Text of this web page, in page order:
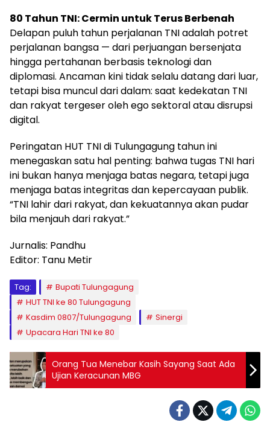
80 Tahun TNI: Cermin untuk Terus Berbenah
Delapan puluh tahun perjalanan TNI adalah potret
perjalanan bangsa — dari perjuangan bersenjata
hingga pertahanan berbasis teknologi dan
diplomasi. Ancaman kini tidak selalu datang dari luar,
tetapi bisa muncul dari dalam: saat kedekatan TNI
dan rakyat tergeser oleh ego sektoral atau disrupsi
digital.
Peringatan HUT TNI di Tulungagung tahun ini
menegaskan satu hal penting: bahwa tugas TNI hari
ini bukan hanya menjaga batas negara, tetapi juga
menjaga batas integritas dan kepercayaan publik.
“TNI lahir dari rakyat, dan kekuatannya akan pudar
bila menjauh dari rakyat.”
Jurnalis: Pandhu
Editor: Tanu Metir
Tag:
Bupati Tulungagung
HUT TNI ke 80 Tulungagung
Kasdim 0807/Tulungagung
Sinergi
Upacara Hari TNI ke 80
Orang Tua Menebar Kasih Sayang Saat Ada
Ujian Keracunan MBG